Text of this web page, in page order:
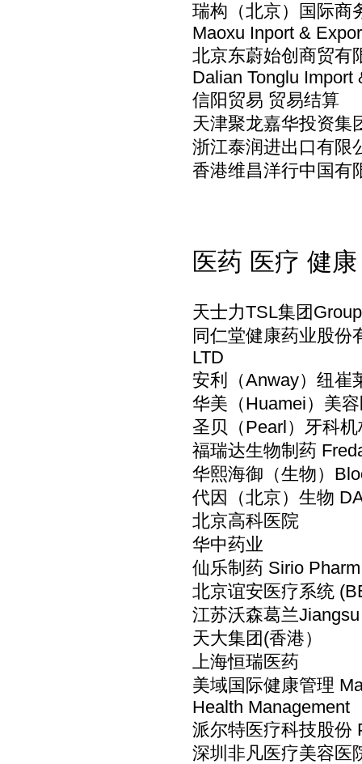
瑞构（北京）国际商
Maoxu Inport &
北京东蔚始创商贸有
Dalian Tonglu Import
信阳贸易 贸易结算
天津聚龙嘉华投资集
浙江泰润进出口有限
香港维昌洋行中国有
医药 医疗 健
天士力TSL集团Group
同仁堂健康药业股份
LTD
安利（Anway）纽崔
华美（Huamei）美
圣贝（Pearl）牙科机
福瑞达生物制药
华熙海御（生物）
代因（北京）生物
北京高科医院
华中药业
仙乐制药 Sirio
北京谊安医疗系统
江苏沃森葛兰
天大集团(香港）
上海恒瑞医药
美域国际健康管理
Health Management
派尔特医疗科技股份
深圳非凡医疗美容医